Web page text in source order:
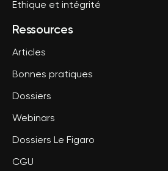
Ethique et intégrité
Ressources
Articles
Bonnes pratiques
Dossiers
Webinars
Dossiers Le Figaro
CGU